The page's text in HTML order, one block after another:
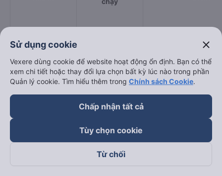
Hồng Dung (Tân
Hoa Châu)
15:00 - 15:00
269 Quang Trung, Thị
Phong, Tây Sơn, Bình
14:00 - 18:00
15:30 - 20:30
Cách đặt vé xe khách đi Gia Nghĩa - Đắk Nông từ An
Sử dụng cookie close
Vexere dùng cookie để website hoạt động ổn định. Bạn có thể
xem chi tiết hoặc thay đổi lựa chọn bất kỳ lúc nào trong phần
Quản lý cookie. Tìm hiểu thêm trong Chính sách Cookie.
Chấp nhận tất cả
Tùy chọn cookie
Từ chối